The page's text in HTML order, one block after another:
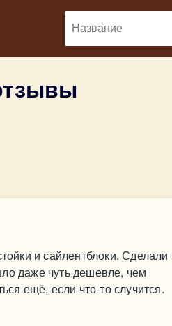
и сайлентблоки. Сделали
даже чуть дешевле, чем
ещё, если что-то случится.